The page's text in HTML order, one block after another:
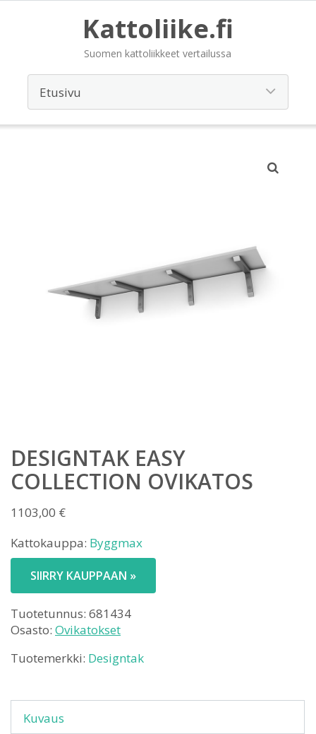
Kattoliike.fi
Suomen kattoliikkeet vertailussa
DESIGNTAK EASY
COLLECTION OVIKATOS
1103,00 €
Kattokauppa: Byggmax
SIIRRY KAUPPAAN »
Tuotetunnus: 681434
Osasto: Ovikatokset
Tuotemerkki: Designtak
Kuvaus